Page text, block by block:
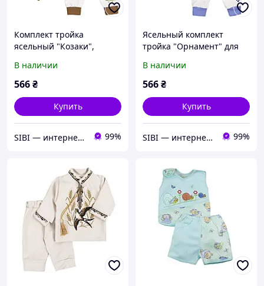
Комплект тройка
ясельный "Козаки",
В наличии
566₴
Купить
SIBI — интернет-магазин товаров для дома: текстиль, одежда для всей семьи 99%
Ясельный комплект
тройка "Орнамент" для
мес)
В наличии
566₴
Купить
SIBI — интернет-магазин товаров для дома: текстиль, одежда для всей семьи 99%